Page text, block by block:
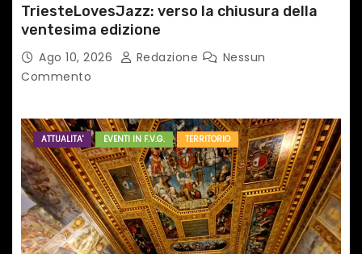
TriesteLovesJazz: verso la chiusura della
ventesima edizione
Ago 10, 2026 Redazione
Nessun
Commento
ATTUALITA' EVENTI IN F.V.G. TERRITORIO